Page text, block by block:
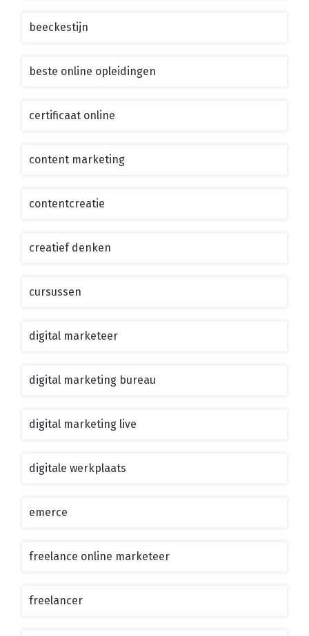
beeckestijn
beste online opleidingen
certificaat online
content marketing
contentcreatie
creatief denken
cursussen
digital marketeer
digital marketing bureau
digital marketing live
digitale werkplaats
emerce
freelance online marketeer
freelancer